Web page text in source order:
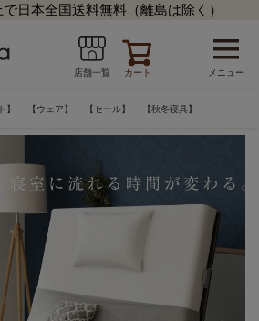
日本全国送料無料（離島は除く）
店舗一覧 カート メニュー
】 【ウェア】 【セール】 【秋冬寝具】